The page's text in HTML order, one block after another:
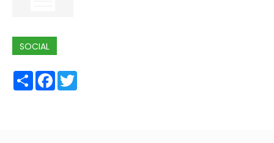
SOCIAL
ShareFacebook